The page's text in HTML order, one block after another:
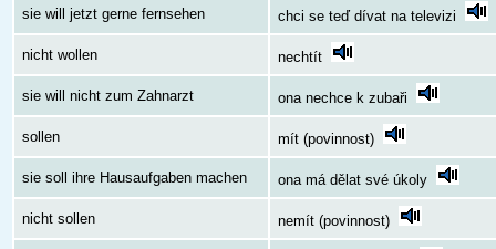
sie will jetzt gerne fernsehen chci se teď dívat na televizi
nicht wollen nechtít
sie will nicht zum Zahnarzt ona nechce k zubaři
sollen mít (povinnost)
sie soll ihre Hausaufgaben machen ona má dělat své úkoly
nicht sollen nemít (povinnost)